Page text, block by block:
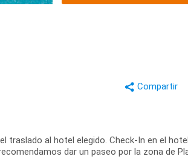
traslado al hotel elegido. Check-In en el
dar un paseo por la zona de